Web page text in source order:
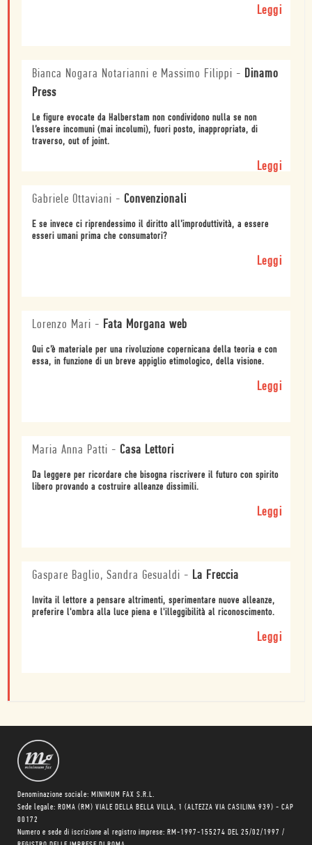
Leggi
Bianca Nogara Notarianni e Massimo Filippi - Dinamo
Press
Le figure evocate da Halberstam non condividono nulla se non
l’essere incomuni (mai incolumi), fuori posto, inappropriatə, di
traverso, out of joint.
Leggi
Gabriele Ottaviani - Convenzionali
E se invece ci riprendessimo il diritto all’improduttività, a essere
esseri umani prima che consumatori?
Leggi
Lorenzo Mari - Fata Morgana web
Qui c’è materiale per una rivoluzione copernicana della teoria e con
essa, in funzione di un breve appiglio etimologico, della visione.
Leggi
Maria Anna Patti - Casa Lettori
Da leggere per ricordare che bisogna riscrivere il futuro con spirito
libero provando a costruire alleanze dissimili.
Leggi
Gaspare Baglio, Sandra Gesualdi - La Freccia
Invita il lettore a pensare altrimenti, sperimentare nuove alleanze,
preferire l'ombra alla luce piena e l'illeggibilità al riconoscimento.
Leggi
Denominazione sociale: MINIMUM FAX S.R.L.
Sede legale: ROMA (RM) VIALE DELLA BELLA VILLA, 1 (ALTEZZA VIA CASILINA 939) - CAP
00172
Numero e sede di iscrizione al registro imprese: RM-1997-155274 DEL 25/02/1997 /